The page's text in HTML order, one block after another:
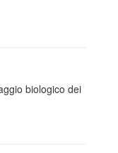
biologico dei